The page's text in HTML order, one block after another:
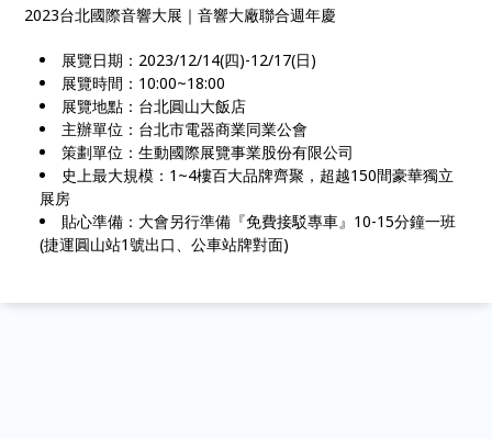
2023台北國際音響大展｜音響大廠聯合週年慶
展覽日期：2023/12/14(四)-12/17(日)
展覽時間：10:00~18:00
展覽地點：台北圓山大飯店
主辦單位：台北市電器商業同業公會
策劃單位：生動國際展覽事業股份有限公司
史上最大規模：1~4樓百大品牌齊聚，超越150間豪華獨立
展房
貼心準備：大會另行準備『免費接駁專車』10-15分鐘一班
(捷運圓山站1號出口、公車站牌對面)